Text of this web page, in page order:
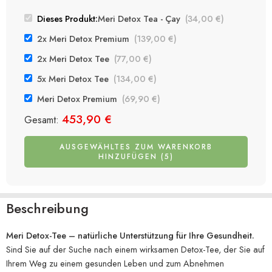
Dieses Produkt:Meri Detox Tea - Çay (34,00 €)
2x Meri Detox Premium (139,00 €)
2x Meri Detox Tee (77,00 €)
5x Meri Detox Tee (134,00 €)
Meri Detox Premium (69,90 €)
Gesamt: 453,90 €
AUSGEWÄHLTES ZUM WARENKORB
HINZUFÜGEN (5)
Beschreibung
Meri Detox-Tee – natürliche Unterstützung für Ihre Gesundheit.
Sind Sie auf der Suche nach einem wirksamen Detox-Tee, der Sie auf
Ihrem Weg zu einem gesunden Leben und zum Abnehmen